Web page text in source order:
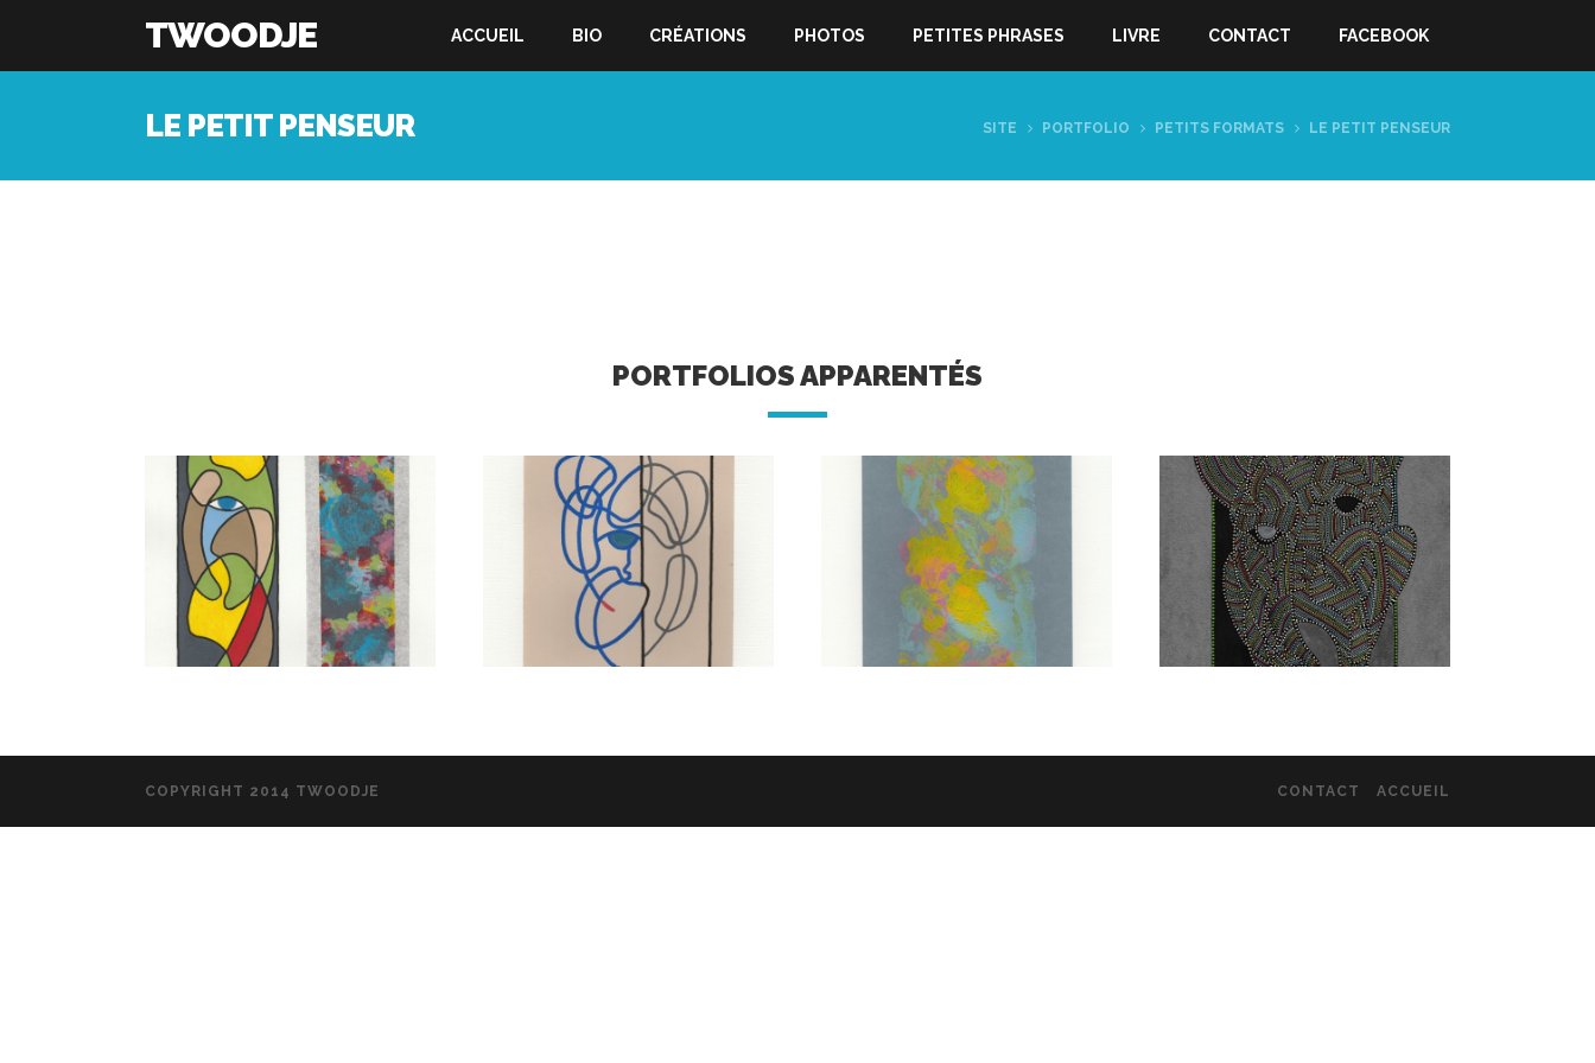
TWOODJE ACCUEIL BIO CRÉATIONS PHOTOS PETITES PHRASES LIVRE CONTACT FACEBOOK
LE PETIT PENSEUR SITE PORTFOLIO PETITS FORMATS LE PETIT PENSEUR
PORTFOLIOS APPARENTÉS
COPYRIGHT 2014 TWOODJE CONTACT ACCUEIL